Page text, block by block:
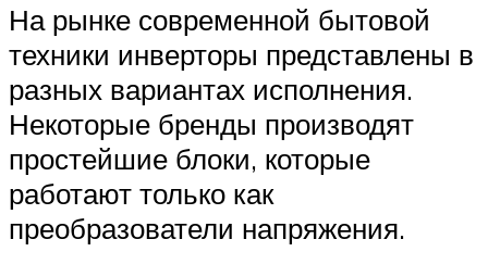
На рынке современной бытовой
техники инверторы представлены в
разных вариантах исполнения.
Некоторые бренды производят
простейшие блоки, которые
работают только как
преобразователи напряжения.